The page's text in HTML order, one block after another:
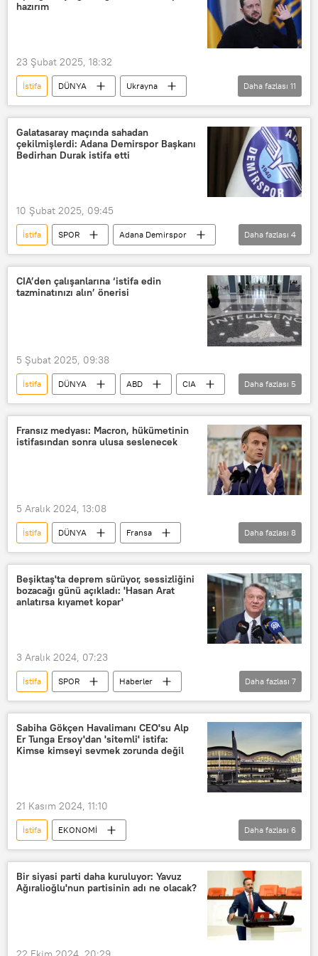
hazırım
23 Şubat 2025, 18:32
İstifa DÜNYA
Ukrayna
Vladimir Zelenskiy
NATO
Görevi bırakma
Barış
Donald Trump
Vladimir Putin
Daha fazlası 11
Galatasaray maçında sahadan
çekilmişlerdi: Adana Demirspor Başkanı
Bedirhan Durak istifa etti
10 Şubat 2025, 09:45
İstifa SPOR
Adana Demirspor
Süper Lig
Türkiye Futbol Federasyonu (TFF)
istifa
Bedirhan Durak
Daha fazlası 4
CIA’den çalışanlarına ‘istifa edin
tazminatınızı alın’ önerisi
5 Şubat 2025, 09:38
İstifa DÜNYA ABD
CIA
Donald Trump
John Ratcliffe
Wall Street Journal
Daha fazlası 5
Fransız medyası: Macron, hükümetinin
istifasından sonra ulusa seslenecek
5 Aralık 2024, 13:08
İstifa DÜNYA
Fransa
Emmanuel Macron
Ulusa sesleniş
Elysee Sarayı
Michel Barnier
Perşembe
BFMTV
Daha fazlası 8
Beşiktaş'ta deprem sürüyor, sessizliğini
bozacağı günü açıkladı: 'Hasan Arat
anlatırsa kıyamet kopar'
3 Aralık 2024, 07:23
İstifa SPOR
Haberler
Candaş Tolga Işık
hasan arat
Ekol
Beşiktaş
Futbol
istifa
Kriz
Daha fazlası 7
Sabiha Gökçen Havalimanı CEO'su Alp
Er Tunga Ersoy'dan 'sitemli' istifa:
Kimse kimseyi sevmek zorunda değil
21 Kasım 2024, 11:10
İstifa
EKONOMİ
Sabiha Gökçen Havaalanı
Alp Er Tunga Ersoy
genel müdür
TAV istifa
Daha fazlası 6
Bir siyasi parti daha kuruluyor: Yavuz
Ağıralioğlu'nun partisinin adı ne olacak?